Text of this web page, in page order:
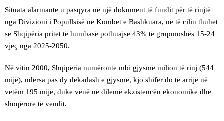
Situata alarmante u pasqyra në një dokument të fundit për të rinjtë
nga Divizioni i Popullsisë në Kombet e Bashkuara, në të cilin thuhet
se Shqipëria pritet të humbasë pothuajse 43% të grupmoshës 15-24
vjeç nga 2025-2050.
Në vitin 2000, Shqipëria numëronte mbi gjysmë milion të rinj (544
mijë), ndërsa pas dy dekadash e gjysmë, kjo shifër do të arrijë në
vetëm 195 mijë, duke vënë në dilemë ekzistencën ekonomike dhe
shoqërore të vendit.